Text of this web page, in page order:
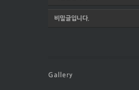
비밀글입니다.